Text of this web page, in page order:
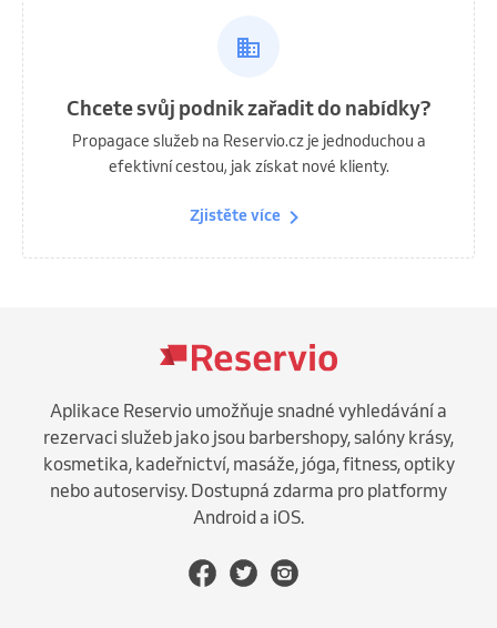
Chcete svůj podnik zařadit do nabídky?
Propagace služeb na Reservio.cz je jednoduchou a
efektivní cestou, jak získat nové klienty.
Zjistěte více
Aplikace Reservio umožňuje snadné vyhledávání a
rezervaci služeb jako jsou barbershopy, salóny krásy,
kosmetika, kadeřnictví, masáže, jóga, fitness, optiky
nebo autoservisy. Dostupná zdarma pro platformy
Android a iOS.